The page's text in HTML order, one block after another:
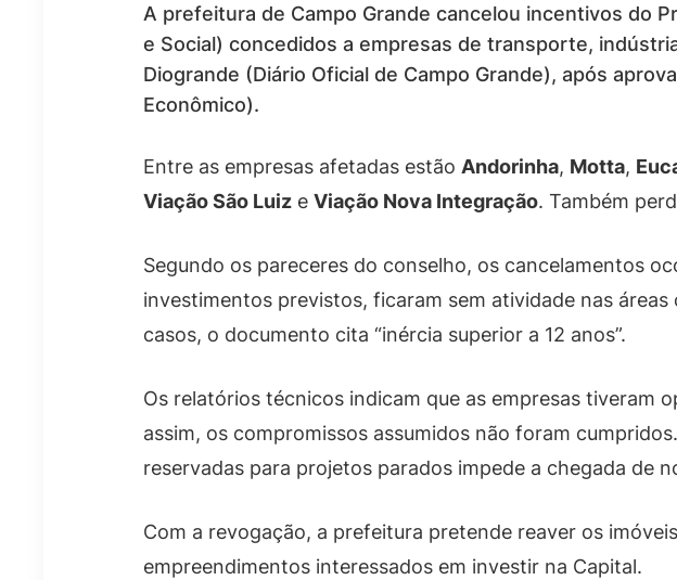
A prefeitura de Campo Grande cancelou incentivos do
e Social) concedidos a empresas de transporte,
Diogrande (Diário Oficial de Campo Grande), após
Econômico).
Entre as empresas afetadas estão Andorinha, Motta,
Viação São Luiz e Viação Nova Integração. Também
Segundo os pareceres do conselho, os cancelamentos
investimentos previstos, ficaram sem atividade nas
casos, o documento cita “inércia superior a 12 anos”.
Os relatórios técnicos indicam que as empresas tiveram
assim, os compromissos assumidos não foram
reservadas para projetos parados impede a chegada de
Com a revogação, a prefeitura pretende reaver os
empreendimentos interessados em investir na Capital.